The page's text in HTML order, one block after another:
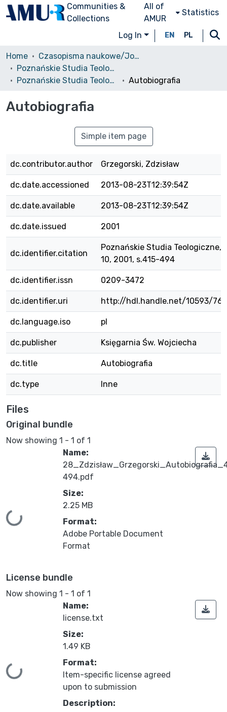
Communities &
Collections
All of
AMUR
Statistics
Log In EN PL
Home
Czasopisma naukowe/Journals
Poznańskie Studia Teologiczne
Poznańskie Studia Teologiczne, T. 10, 2001
Autobiografia
Autobiografia
Simple item page
dc.contributor.author Grzegorski, Zdzisław
dc.date.accessioned 2013-08-23T12:39:54Z
dc.date.available 2013-08-23T12:39:54Z
dc.date.issued 2001
dc.identifier.citation
Poznańskie Studia Teologiczne,
10, 2001, s.415-494
dc.identifier.issn 0209-3472
dc.identifier.uri http://hdl.handle.net/10593/
dc.language.iso pl
dc.publisher Księgarnia Św. Wojciecha
dc.title Autobiografia
dc.type Inne
Files
Original bundle
Now showing 1 - 1 of 1
Loading...
Name:
494.pdf
Size:
2.25 MB
Format:
Adobe Portable Document
Format
License bundle
Now showing 1 - 1 of 1
Loading...
Name:
license.txt
Size:
1.49 KB
Format:
Item-specific license agreed
upon to submission
Description: